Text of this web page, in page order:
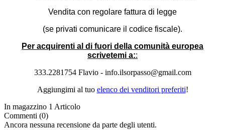
Vendita con regolare fattura di legge
(se privati comunicare il codice fiscale).
Per acquirenti al di fuori della comunità europea
scrivetemi a::
333.2281754 Flavio - info.ilsorpasso@gmail.com
Aggiungimi al tuo elenco dei venditori preferiti!
In magazzino 1 Articolo
Commenti (0)
Ancora nessuna recensione da parte degli utenti.